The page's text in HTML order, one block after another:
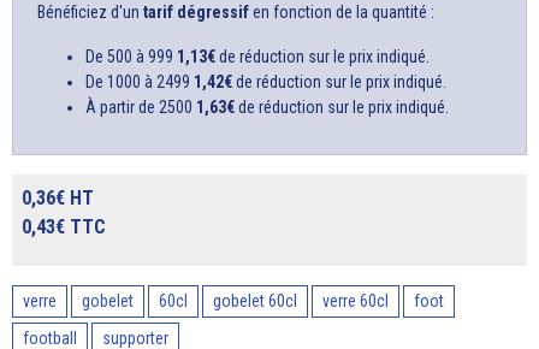
Bénéficiez d'un tarif dégressifen fonction de la quantité :
De 500 à 999 1,13€de réduction sur le prix indiqué.
De 1000 à 2499 1,42€de réduction sur le prix indiqué.
À partir de 2500 1,63€de réduction sur le prix indiqué.
0,36€ HT
0,43€ TTC
verre gobelet 60cl gobelet 60cl verre 60cl
foot
football
supporter